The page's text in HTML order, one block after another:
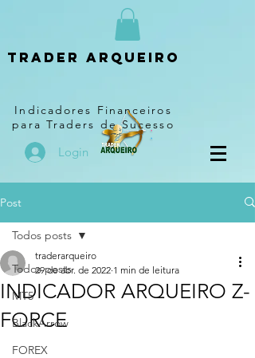
Trader arqueiro
Indicadores Financeiros
para Traders de Sucesso
Login
Post
Todos posts
MT5
BlackArrow
FOREX
Todos posts
INDICADOR ARQUEIRO Z-
FORCE
traderarqueiro
29 de abr. de 2022 1 min de leitura